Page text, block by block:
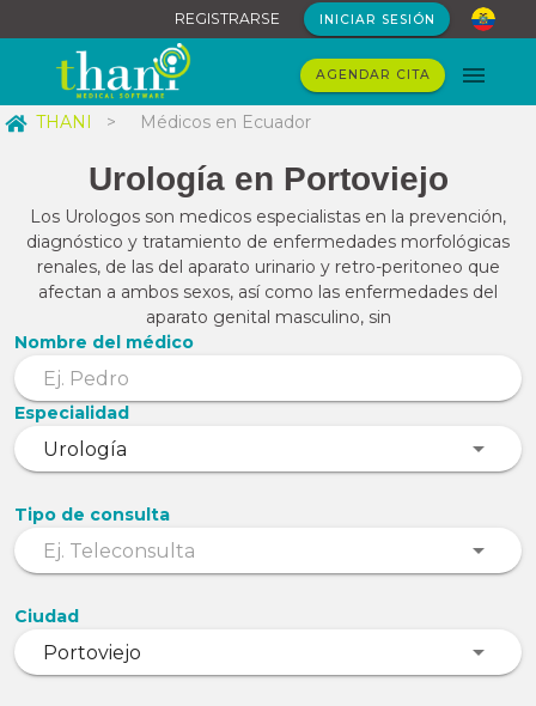
REGISTRARSE INICIAR SESIÓN
AGENDAR CITA
THANI > Médicos en Ecuador
Urología en Portoviejo
Los Urologos son medicos especialistas en la prevención,
diagnóstico y tratamiento de enfermedades morfológicas
renales, de las del aparato urinario y retro-peritoneo que
afectan a ambos sexos, así como las enfermedades del
aparato genital masculino, sin
Nombre del médico
Especialidad
Tipo de consulta
Ciudad